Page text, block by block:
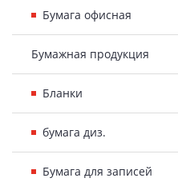
Бумага офисная
Бумажная продукция
Бланки
бумага диз.
Бумага для записей